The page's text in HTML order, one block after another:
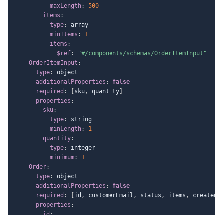
maxLength:
500
items :
type:
array
minItems :
1
items :
$ref:
"#/components/schemas/OrderItemInput"
OrderItemInput :
type:
object
additionalProperties :
false
required : sku, quantity
properties :
sku:
type:
string
minLength:
1
quantity:
type:
integer
minimum:
1
Order:
type:
object
additionalProperties :
false
required : id , customerEmail , status , items ,
properties :